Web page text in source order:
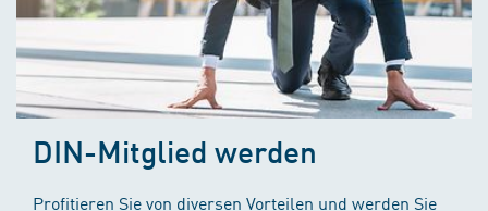
DIN-Mitglied werden
Profitieren Sie von diversen Vorteilen und werden Sie